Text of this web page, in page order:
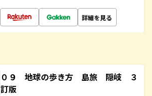
詳細を見る
０９ 地球の歩き方 島旅 隠岐 ３
訂版